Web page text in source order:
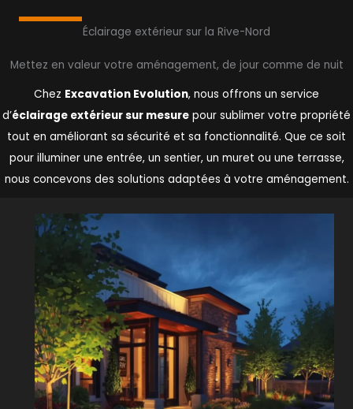
Éclairage extérieur sur la Rive-Nord
Mettez en valeur votre aménagement, de jour comme de nuit
Chez Excavation Evolution, nous offrons un service
d’éclairage extérieur sur mesure pour sublimer votre propriété
tout en améliorant sa sécurité et sa fonctionnalité. Que ce soit
pour illuminer une entrée, un sentier, un muret ou une terrasse,
nous concevons des solutions adaptées à votre aménagement.